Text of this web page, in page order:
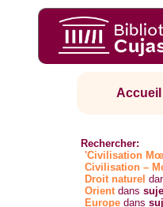
Accueil
Rechercher:
'Civilisation
Civilisation –
Droit naturel
Orientdans
Europe dans